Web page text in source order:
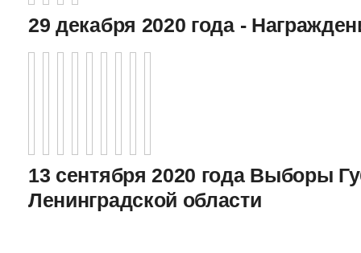
29 декабря 2020 года -
13 сентября 2020 года Выборы
Ленинградской области